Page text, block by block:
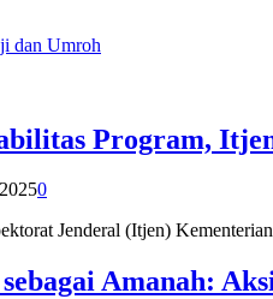
dan Umroh
Program,
0
Jenderal (Itjen)
Amanah: